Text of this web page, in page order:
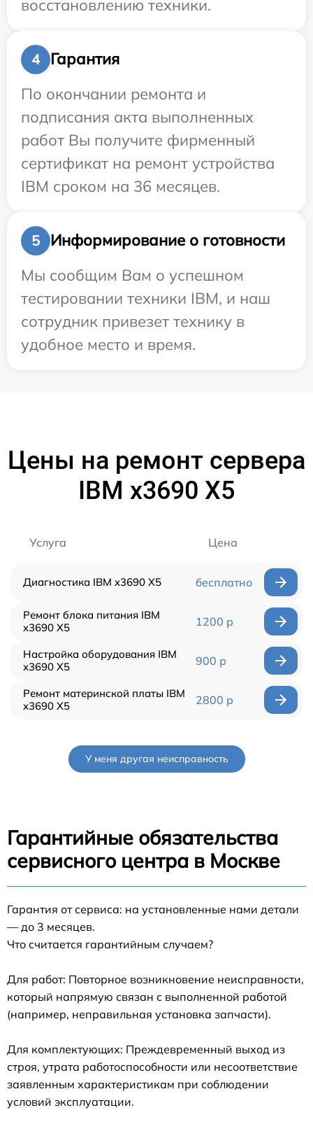
восстановлению техники.
4
Гарантия
По окончании ремонта и
подписания акта выполненных
работ Вы получите фирменный
сертификат на ремонт устройства
IBM сроком на 36 месяцев.
5
Информирование о готовности
Мы сообщим Вам о успешном
тестировании техники IBM, и наш
сотрудник привезет технику в
удобное место и время.
Цены на ремонт сервера
IBM x3690 X5
Услуга Цена
Диагностика IBM x3690 X5 бесплатно
Ремонт блока питания IBM
x3690 X5
1200 р
Настройка оборудования IBM
x3690 X5
900 р
Ремонт материнской платы IBM
x3690 X5
2800 р
У меня другая неисправность
Гарантийные обязательства
сервисного центра в Москве
Гарантия от сервиса: на установленные нами детали
— до 3 месяцев.
Что считается гарантийным случаем?
Для работ: Повторное возникновение неисправности,
который напрямую связан с выполненной работой
(например, неправильная установка запчасти).
Для комплектующих: Преждевременный выход из
строя, утрата работоспособности или несоответствие
заявленным характеристикам при соблюдении
условий эксплуатации.